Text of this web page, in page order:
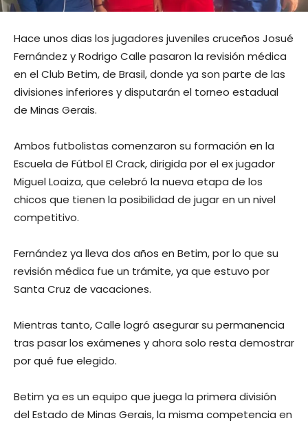
Hace unos dias los jugadores juveniles cruceños Josué
Fernández y Rodrigo Calle pasaron la revisión médica
en el Club Betim, de Brasil, donde ya son parte de las
divisiones inferiores y disputarán el torneo estadual
de Minas Gerais.
Ambos futbolistas comenzaron su formación en la
Escuela de Fútbol El Crack, dirigida por el ex jugador
Miguel Loaiza, que celebró la nueva etapa de los
chicos que tienen la posibilidad de jugar en un nivel
competitivo.
Fernández ya lleva dos años en Betim, por lo que su
revisión médica fue un trámite, ya que estuvo por
Santa Cruz de vacaciones.
Mientras tanto, Calle logró asegurar su permanencia
tras pasar los exámenes y ahora solo resta demostrar
por qué fue elegido.
Betim ya es un equipo que juega la primera división
del Estado de Minas Gerais, la misma competencia en